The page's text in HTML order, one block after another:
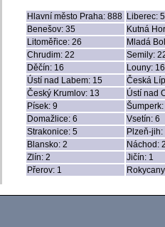
Hlavní město Praha: 888
Liberec:
Benešov: 35
Kutná
Litoměřice: 26
Mladá
Chrudim: 22
Semily:
Děčín: 16
Louny: 16
Ústí nad Labem: 15
Česká
Český Krumlov: 13
Ústí nad
Písek: 9
Šumperk:
Domažlice: 6
Vsetín: 6
Strakonice: 5
Plzeň-jih:
Blansko: 2
Náchod:
Zlín: 2
Jičín: 1
Přerov: 1